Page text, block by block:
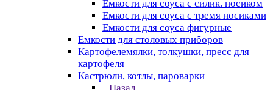
Емкости для соуса с силик. носиком
Емкости для соуса с тремя носиками
Емкости для соуса фигурные
Емкости для столовых приборов
Картофелемялки, толкушки, пресс для
картофеля
Кастрюли, котлы, пароварки